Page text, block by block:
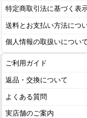
特定商取引法に基づく表
送料とお支払い方法につ
個人情報の取扱いについ
ご利用ガイド
返品・交換について
よくある質問
実店舗のご案内